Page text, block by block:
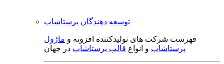
توسعه دهندگان پرستاشاپ
فهرست شرکت های تولیدکننده افزونه و ماژول
پرستاشاپ و انواع قالب پرستاشاپ در جهان